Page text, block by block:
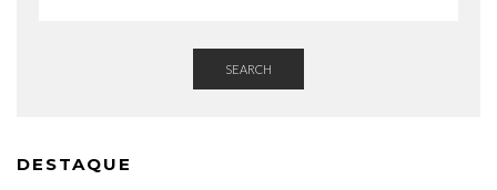
SEARCH
DESTAQUE